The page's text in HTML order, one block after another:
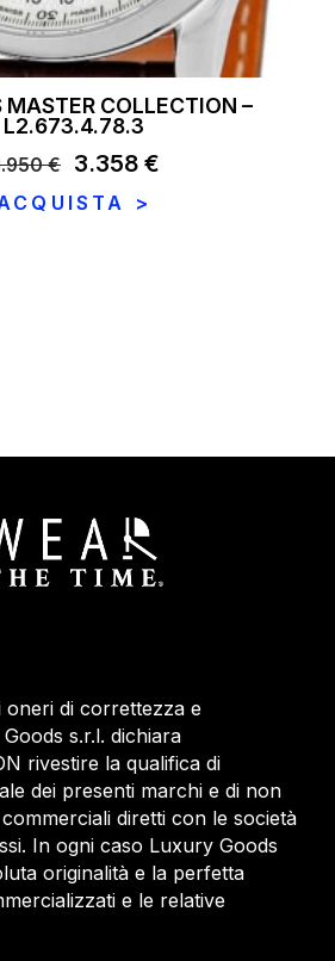
MASTER COLLECTION –
L2.673.4.78.3
€
Il
prezzo
3.358 €
>
oneri di correttezza e
s.r.l. dichiara
rivestire la qualifica di
dei presenti marchi e di non
diretti con le società
In ogni caso Luxury Goods
originalità e la perfetta
e le relative